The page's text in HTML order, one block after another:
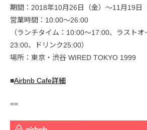
期間：2018年10月26日（金）～11月19日
営業時間：10:00～26:00
（ランチタイム：10:00～17:00、ラストオ
23:00、ドリンク25:00）
場所：東京・渋谷 WIRED TOKYO 1999
■Airbnb Cafe詳細
==